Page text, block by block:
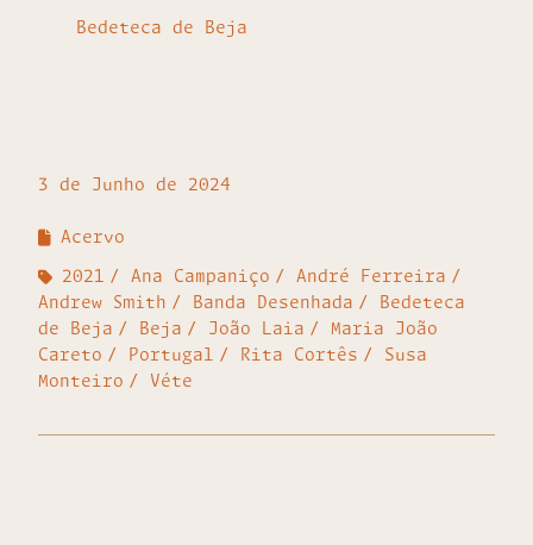
Bedeteca de Beja
3 de Junho de 2024
Acervo
2021 Ana Campaniço
André Ferreira
Andrew Smith
Banda Desenhada
Bedeteca
de Beja
Beja João Laia
Maria João
Careto
Portugal Rita Cortês
Susa
Monteiro
Véte